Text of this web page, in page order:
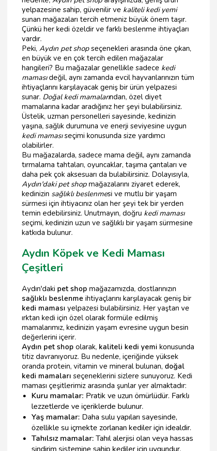
yelpazesine sahip, güvenilir ve kaliteli kedi yemi
sunan mağazaları tercih etmeniz büyük önem taşır.
Çünkü her kedi özeldir ve farklı beslenme ihtiyaçları
vardır.
Peki, Aydın pet shopseçenekleri arasında öne çıkan,
en büyük ve en çok tercih edilen mağazalar
hangileri? Bu mağazalar genellikle sadece kedi
mamasıdeğil, aynı zamanda evcil hayvanlarınızın tüm
ihtiyaçlarını karşılayacak geniş bir ürün yelpazesi
sunar. Doğal kedi mamalarından, özel diyet
mamalarına kadar aradığınız her şeyi bulabilirsiniz.
Üstelik, uzman personelleri sayesinde, kedinizin
yaşına, sağlık durumuna ve enerji seviyesine uygun
kedi mamasıseçimi konusunda size yardımcı
olabilirler.
Bu mağazalarda, sadece mama değil, aynı zamanda
tırmalama tahtaları, oyuncaklar, taşıma çantaları ve
daha pek çok aksesuarı da bulabilirsiniz. Dolayısıyla,
Aydın'daki pet shopmağazalarını ziyaret ederek,
kedinizin sağlıklı beslenmesi ve mutlu bir yaşam
sürmesi için ihtiyacınız olan her şeyi tek bir yerden
temin edebilirsiniz. Unutmayın, doğru kedi maması
seçimi, kedinizin uzun ve sağlıklı bir yaşam sürmesine
katkıda bulunur.
Aydın Köpek ve Kedi Maması
Çeşitleri
Aydın'daki pet shop mağazamızda, dostlarınızın
sağlıklı beslenme ihtiyaçlarını karşılayacak geniş bir
kedi maması yelpazesi bulabilirsiniz. Her yaştan ve
ırktan kedi için özel olarak formüle edilmiş
mamalarımız, kedinizin yaşam evresine uygun besin
değerlerini içerir.
Aydın pet shop olarak, kaliteli kedi yemi konusunda
titiz davranıyoruz. Bu nedenle, içeriğinde yüksek
oranda protein, vitamin ve mineral bulunan, doğal
kedi mamaları seçeneklerini sizlere sunuyoruz. Kedi
maması çeşitlerimiz arasında şunlar yer almaktadır:
Kuru mamalar: Pratik ve uzun ömürlüdür. Farklı
lezzetlerde ve içeriklerde bulunur.
Yaş mamalar: Daha sulu yapıları sayesinde,
özellikle su içmekte zorlanan kediler için idealdir.
Tahılsız mamalar:Tahıl alerjisi olan veya hassas